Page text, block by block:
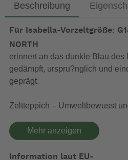
Beschreibung
Für Isabella-Vorzeltgröße:
NORTH
erinnert an das dunkle Blau des
gedämpft, urspru?nglich und
geprägt.
Zeltteppich – Umweltbewusst
Zeltteppiche unterliegen leider
Schadstoffauflagen, wie
Mehr anzeigen
Information laut EU-